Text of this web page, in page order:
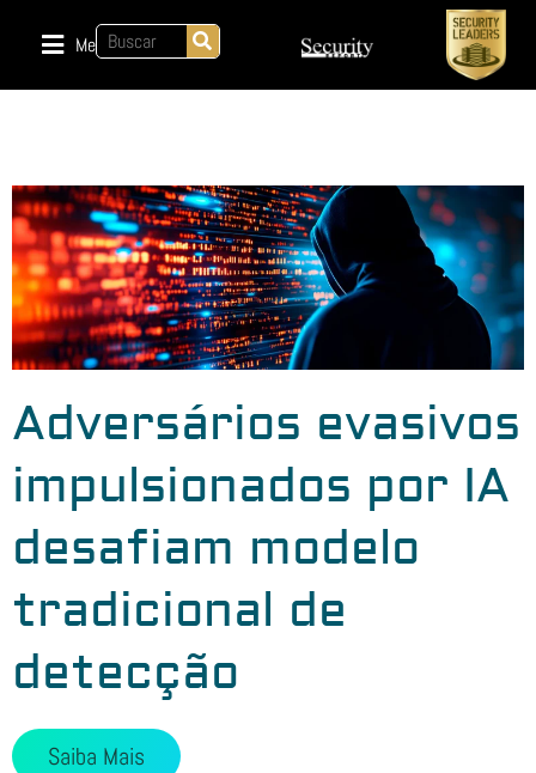
Menu
Adversários evasivos
impulsionados por IA
desafiam modelo
tradicional de
detecção
Saiba Mais